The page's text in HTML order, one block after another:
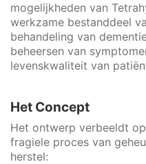
mogelijkheden van
werkzame bestanddeel
behandeling van
beheersen van
levenskwaliteit van
Het Concept
Het ontwerp verbeeldt
fragiele proces van
herstel: